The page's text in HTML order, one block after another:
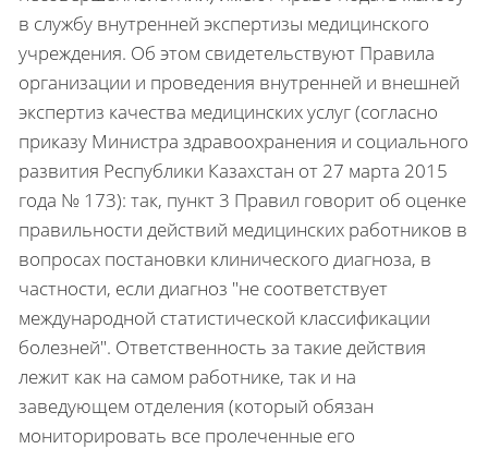
в службу внутренней экспертизы медицинского
учреждения. Об этом свидетельствуют Правила
организации и проведения внутренней и внешней
экспертиз качества медицинских услуг (согласно
приказу Министра здравоохранения и социального
развития Республики Казахстан от 27 марта 2015
года № 173): так, пункт 3 Правил говорит об оценке
правильности действий медицинских работников в
вопросах постановки клинического диагноза, в
частности, если диагноз "не соответствует
международной статистической классификации
болезней". Ответственность за такие действия
лежит как на самом работнике, так и на
заведующем отделения (который обязан
мониторировать все пролеченные его